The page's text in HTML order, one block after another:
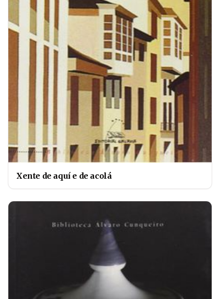
Xente de aquí e de acolá